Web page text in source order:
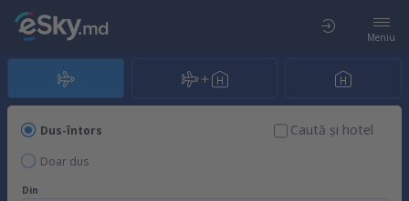
Meniu
Dus-întors
Doar dus
Caută şi hotel
Din